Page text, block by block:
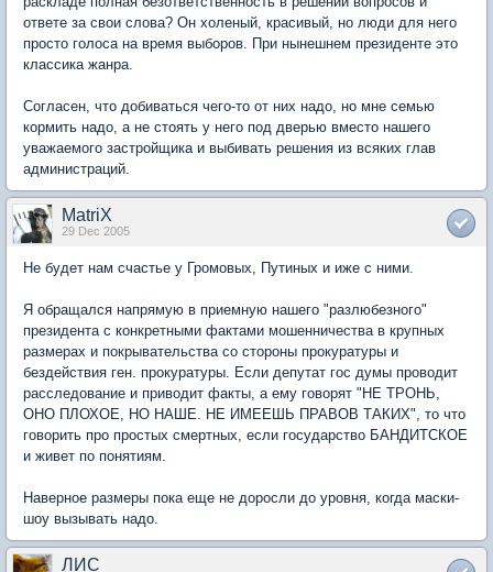
ответе за свои слова? Он холеный, красивый, но люди для него
просто голоса на время выборов. При нынешнем президенте это
классика жанра.
Согласен, что добиваться чего-то от них надо, но мне семью
кормить надо, а не стоять у него под дверью вместо нашего
уважаемого застройщика и выбивать решения из всяких глав
администраций.
MatriX
29 Dec 2005
Не будет нам счастье у Громовых, Путиных и иже с ними.
Я обращался напрямую в приемную нашего "разлюбезного"
президента с конкретными фактами мошенничества в крупных
размерах и покрывательства со стороны прокуратуры и
бездействия ген. прокуратуры. Если депутат гос думы проводит
расследование и приводит факты, а ему говорят "НЕ ТРОНЬ,
ОНО ПЛОХОЕ, НО НАШЕ. НЕ ИМЕЕШЬ ПРАВОВ ТАКИХ", то что
говорить про простых смертных, если государство БАНДИТСКОЕ
и живет по понятиям.
Наверное размеры пока еще не доросли до уровня, когда маски-
шоу вызывать надо.
ЛИС